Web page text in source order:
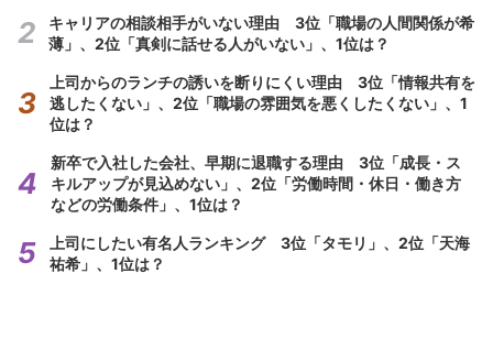
キャリアの相談相手がいない理由 3位「職場の人間関係が希
薄」、2位「真剣に話せる人がいない」、1位は？
上司からのランチの誘いを断りにくい理由 3位「情報共有を
逃したくない」、2位「職場の雰囲気を悪くしたくない」、1
位は？
新卒で入社した会社、早期に退職する理由 3位「成長・ス
キルアップが見込めない」、2位「労働時間・休日・働き方
などの労働条件」、1位は？
上司にしたい有名人ランキング 3位「タモリ」、2位「天海
祐希」、1位は？